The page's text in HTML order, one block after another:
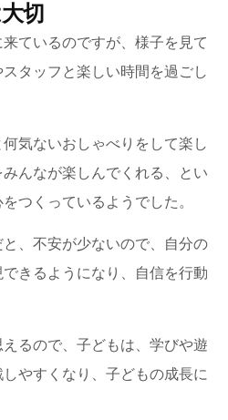
切
ているのですが、様子を見て
タッフと楽しい時間を過ごし
気ないおしゃべりをして楽し
んなが楽しんでくれる、とい
つくっているようでした。
、不安が少ないので、自分の
きるようになり、自信を行動
るので、子どもは、学びや遊
やすくなり、子どもの成長に